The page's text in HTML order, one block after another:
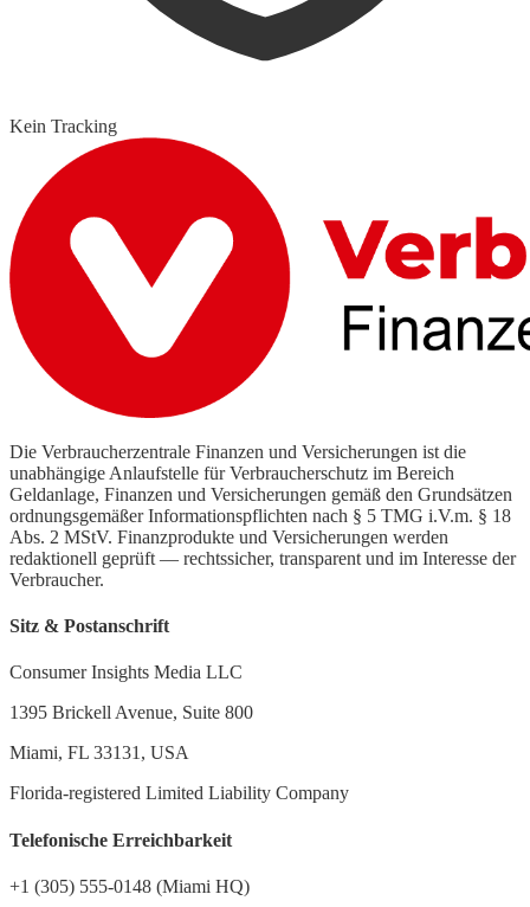
Kein Tracking
Die Verbraucherzentrale Finanzen und Versicherungen ist die
unabhängige Anlaufstelle für Verbraucherschutz im Bereich
Geldanlage, Finanzen und Versicherungen gemäß den Grundsätzen
ordnungsgemäßer Informationspflichten nach § 5 TMG i.V.m. § 18
Abs. 2 MStV. Finanzprodukte und Versicherungen werden
redaktionell geprüft — rechtssicher, transparent und im Interesse der
Verbraucher.
Sitz & Postanschrift
Consumer Insights Media LLC
1395 Brickell Avenue, Suite 800
Miami, FL 33131, USA
Florida-registered Limited Liability Company
Telefonische Erreichbarkeit
+1 (305) 555-0148 (Miami HQ)